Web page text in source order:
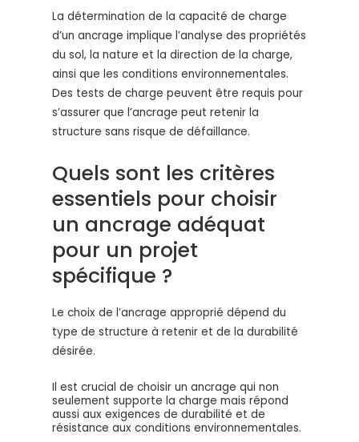
La détermination de la capacité de charge
d’un ancrage implique l’analyse des propriétés
du sol, la nature et la direction de la charge,
ainsi que les conditions environnementales.
Des tests de charge peuvent être requis pour
s’assurer que l’ancrage peut retenir la
structure sans risque de défaillance.
Quels sont les critères
essentiels pour choisir
un ancrage adéquat
pour un projet
spécifique ?
Le choix de l’ancrage approprié dépend du
type de structure à retenir et de la durabilité
désirée.
Il est crucial de choisir un ancrage qui non
seulement supporte la charge mais répond
aussi aux exigences de durabilité et de
résistance aux conditions environnementales.